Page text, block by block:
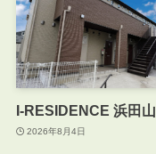
I-RESIDENCE 浜田山
2026年8月4日